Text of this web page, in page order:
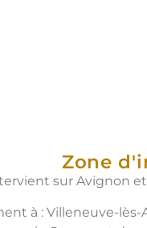
Zone
sur Avignon
à : Villeneuve-lès-